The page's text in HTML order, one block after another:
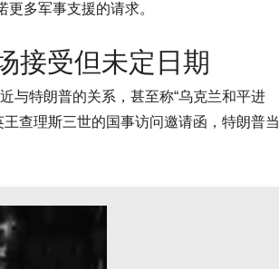
多军事支援的请求。
接受但未定日期
与特朗普的关系，甚至称“乌克兰和平进
查理斯三世的国事访问邀请函，特朗普当